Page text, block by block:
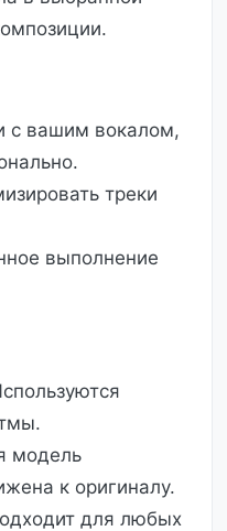
с вашим вокалом,
треки
выполнение
модель
к оригиналу.
для любых